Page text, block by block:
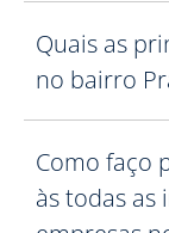
Quais as
no bairro
Como faço
às todas as